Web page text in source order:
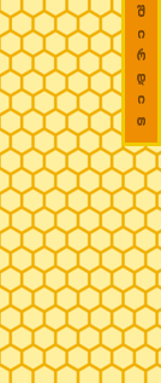
შ
ი
რ
დ
ი
თ